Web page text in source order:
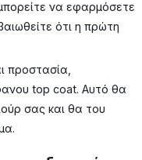
να εφαρμόσετε
ότι η πρώτη
προστασία,
top coat. Αυτό θα
σας και θα του